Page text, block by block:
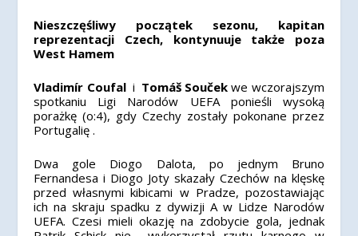
Nieszczęśliwy początek sezonu, kapitan
reprezentacji Czech, kontynuuje także poza
West Hamem
Vladimír Coufali Tomáš Souček we wczorajszym
spotkaniu Ligi Narodów UEFA ponieśli wysoką
porażkę (o:4), gdy Czechy zostały pokonane przez
Portugalię .
Dwa gole Diogo Dalota, po jednym Bruno
Fernandesa i Diogo Joty skazały Czechów na klęskę
przed własnymi kibicami w Pradze, pozostawiając
ich na skraju spadku z dywizji A w Lidze Narodów
UEFA. Czesi mieli okazję na zdobycie gola, jednak